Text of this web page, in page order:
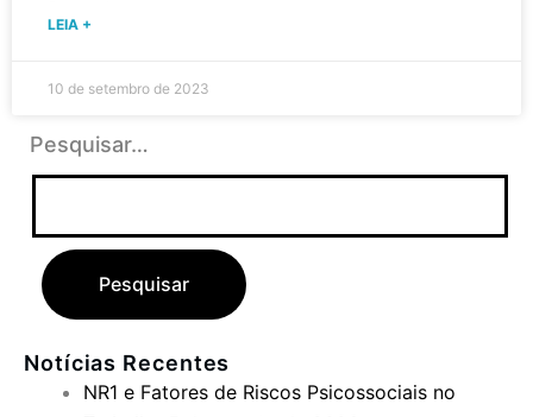
LEIA +
10 de setembro de 2023
Pesquisar…
Notícias Recentes
NR1 e Fatores de Riscos Psicossociais no